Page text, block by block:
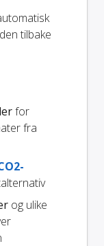
tilbake
for
fra
og ulike